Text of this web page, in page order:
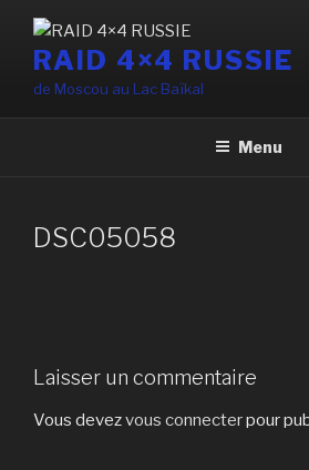
contenu
principal
RAID 4×4 RUSSIE
de Moscou au Lac Baïkal
Menu
DSC05058
Laisser un commentaire
Vous devezvous connecterpour